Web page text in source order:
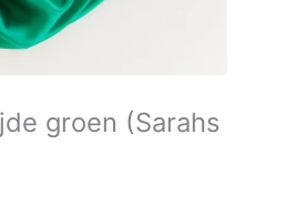
groen (Sarahs